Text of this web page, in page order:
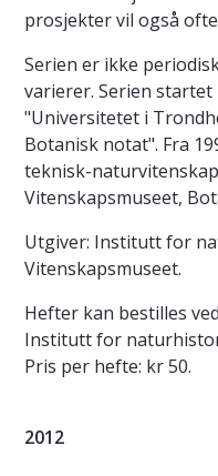
prosjekter vil også
Serien er ikke
varierer. Serien
"Universitetet i
Botanisk notat". Fra
teknisk-
Vitenskapsmuseet,
Utgiver: Institutt for
Vitenskapsmuseet.
Hefter kan bestilles
Institutt for
Pris per hefte: kr 50.
2012